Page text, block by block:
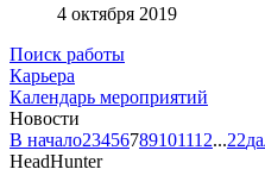
4 октября 2019
Поиск работы
Карьера
Календарь мероприятий
Новости
В начало23456789101112...22
HeadHunter